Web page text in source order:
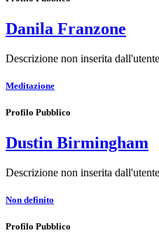
Danila Franzone
Descrizione non inserita
Meditazione
Profilo Pubblico
Dustin Birmingham
Descrizione non inserita
Non definito
Profilo Pubblico